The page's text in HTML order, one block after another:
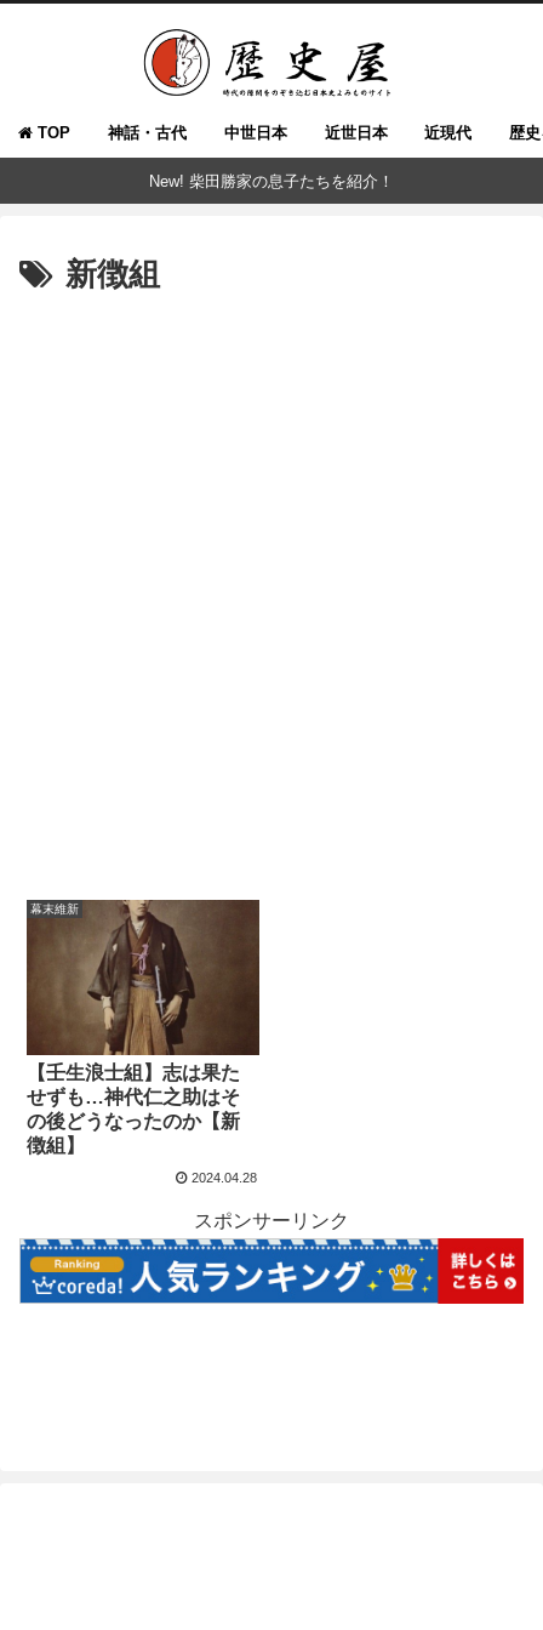
TOP 神話・古代 中世日本 近世日本 近現代 歴
New! 柴田勝家の息子たちを紹介！
新徴組
幕末維新
【壬生浪士組】志は果た
せずも…神代仁之助はそ
の後どうなったのか【新
徴組】
2024.04.28
スポンサーリンク